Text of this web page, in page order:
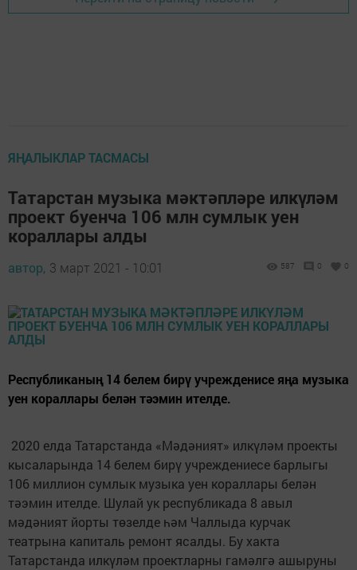
ЯҢАЛЫКЛАР ТАСМАСЫ
Татарстан музыка мәктәпләре илкүләм
проект буенча 106 млн сумлык уен
кораллары алды
автор, 3 март 2021 - 10:01 587 0 0
Республиканың 14 белем бирү учрежденисе яңа музыка
уен кораллары белән тәэмин ителде.
2020 елда Татарстанда «Мәдәният» илкүләм проекты
кысаларында 14 белем бирү учреждениесе барлыгы
106 миллион сумлык музыка уен кораллары белән
тәэмин ителде. Шулай ук республикада 8 авыл
мәдәният йорты төзелде һәм Чаллыда курчак
театрына капиталь ремонт ясалды. Бу хакта
Татарстанда илкүләм проектларны гамәлгә ашыруны